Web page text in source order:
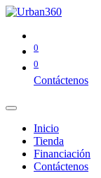
0
0
Contáctenos
Inicio
Tienda
Financiación
Contáctenos